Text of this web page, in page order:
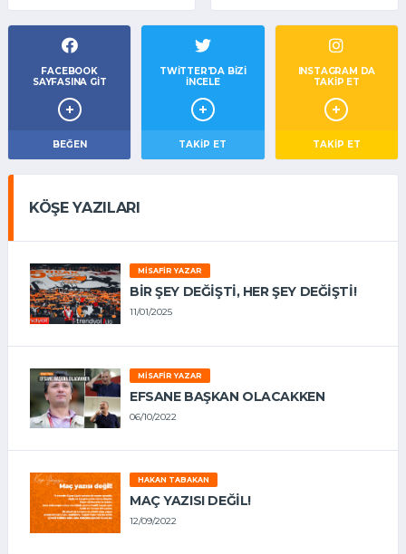
FACEBOOK
SAYFASINA GIT
BEĞEN
TWITTER'DA BIZI
İNCELE
TAKIP ET
INSTAGRAM DA
TAKİP ET
TAKİP ET
KÖŞE YAZILARI
MISAFIR YAZAR
BIR ŞEY DEĞIŞTI, HER ŞEY DEĞIŞTI!
11/01/2025
MISAFIR YAZAR
EFSANE BAŞKAN OLACAKKEN
06/10/2022
HAKAN TABAKAN
MAÇ YAZISI DEĞİL!
12/09/2022